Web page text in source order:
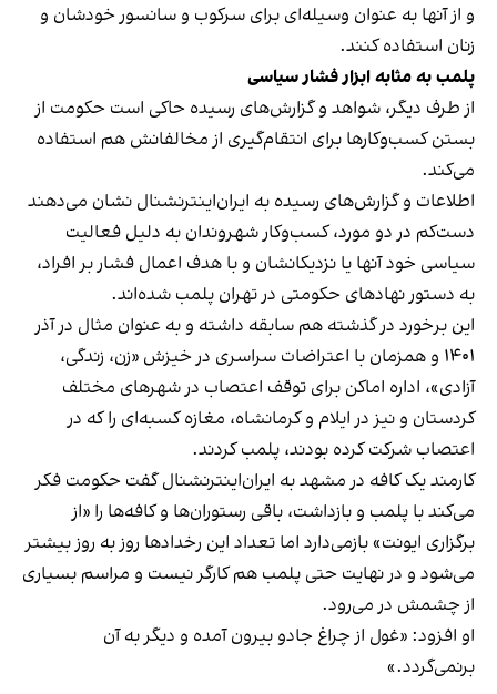
و از آنها به عنوان وسیله‌ای برای سرکوب و سانسور خودشان و
زنان استفاده کنند.
پلمب به مثابه ابزار فشار سیاسی
از طرف دیگر، شواهد و گزارش‌های رسیده حاکی است حکومت از
بستن کسب‌وکارها برای انتقام‌گیری از مخالفانش هم استفاده
می‌کند.
اطلاعات و گزارش‌های رسیده به ایران‌اینترنشنال نشان می‌دهند
دست‌کم در دو مورد، کسب‌وکار شهروندان به دلیل فعالیت
سیاسی خود آنها یا نزدیکانشان و با هدف اعمال فشار بر افراد،
به دستور نهادهای حکومتی در تهران پلمب شده‌اند.
این برخورد در گذشته هم سابقه داشته و به عنوان مثال در آذر
۱۴۰۱ و همزمان با اعتراضات سراسری در خیزش «زن، زندگی،
آزادی»، اداره اماکن برای توقف اعتصاب در شهرهای مختلف
کردستان و نیز در ایلام و کرمانشاه، مغازه کسبه‌ای را که در
اعتصاب شرکت کرده بودند، پلمب کردند.
کارمند یک کافه در مشهد به ایران‌اینترنشنال گفت حکومت فکر
می‌کند با پلمب و بازداشت، باقی رستوران‌ها و کافه‌ها را «از
برگزاری ایونت» بازمی‌دارد اما تعداد این رخدادها روز به روز بیشتر
می‌شود و در نهایت حتی پلمب هم کارگر نیست و مراسم بسیاری
از چشمش در می‌رود.
او افزود: «غول از چراغ جادو بیرون آمده و دیگر به آن
برنمی‎‌گردد.»